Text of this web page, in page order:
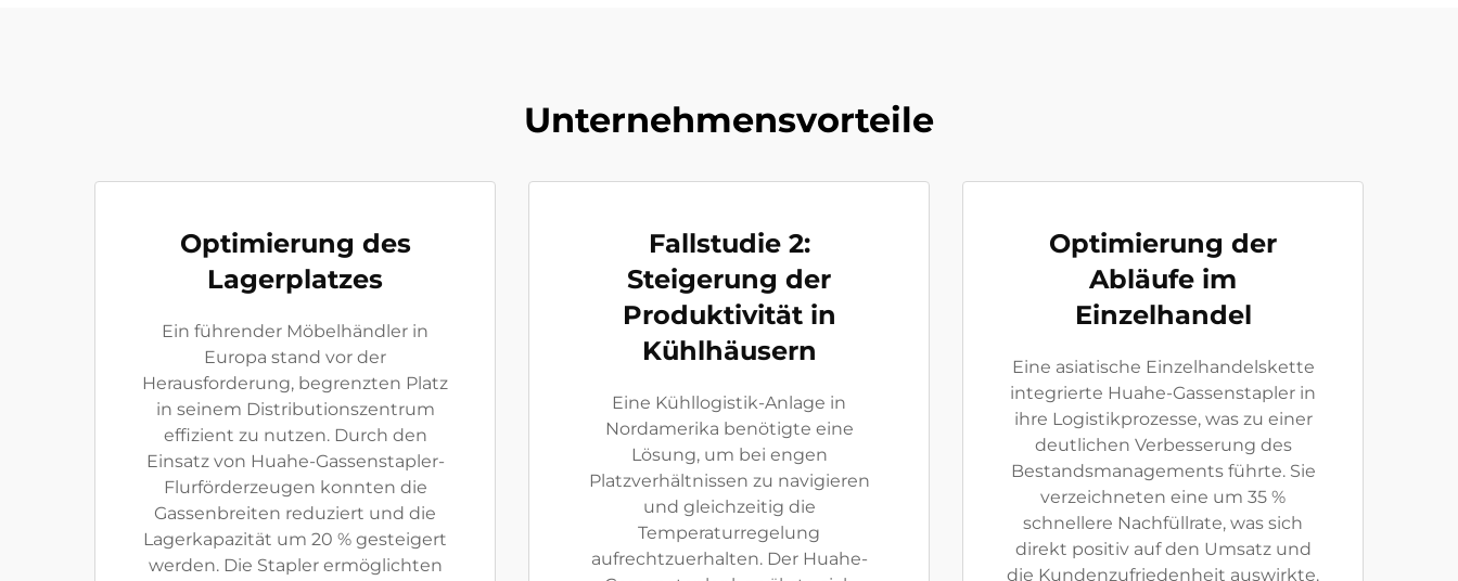
Unternehmensvorteile
Optimierung des
Lagerplatzes
Ein führender Möbelhändler in
Europa stand vor der
Herausforderung, begrenzten Platz
in seinem Distributionszentrum
effizient zu nutzen. Durch den
Einsatz von Huahe-Gassenstapler-
Flurförderzeugen konnten die
Gassenbreiten reduziert und die
Lagerkapazität um 20 % gesteigert
werden. Die Stapler ermöglichten
Fallstudie 2:
Steigerung der
Produktivität in
Kühlhäusern
Eine Kühllogistik-Anlage in
Nordamerika benötigte eine
Lösung, um bei engen
Platzverhältnissen zu navigieren
und gleichzeitig die
Temperaturregelung
aufrechtzuerhalten. Der Huahe-
Optimierung der
Abläufe im
Einzelhandel
Eine asiatische Einzelhandelskette
integrierte Huahe-Gassenstapler in
ihre Logistikprozesse, was zu einer
deutlichen Verbesserung des
Bestandsmanagements führte. Sie
verzeichneten eine um 35 %
schnellere Nachfüllrate, was sich
direkt positiv auf den Umsatz und
die Kundenzufriedenheit auswirkte.